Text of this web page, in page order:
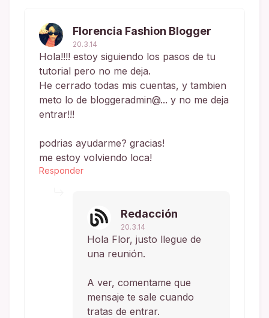
Florencia Fashion Blogger
20.3.14
Hola!!!! estoy siguiendo los pasos de tu
tutorial pero no me deja.
He cerrado todas mis cuentas, y tambien
meto lo de bloggeradmin@... y no me deja
entrar!!!
podrias ayudarme? gracias!
me estoy volviendo loca!
Responder
Redacción
20.3.14
Hola Flor, justo llegue de
una reunión.
A ver, comentame que
mensaje te sale cuando
tratas de entrar.